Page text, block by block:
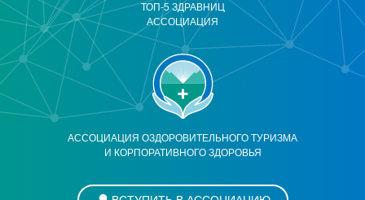
АССОЦИАЦИЯ ОЗДОРОВИТЕЛЬНОГО ТУРИЗМА
И КОРПОРАТИВНОГО ЗДОРОВЬЯ
ТОП-5 ЗДРАВНИЦ
АССОЦИАЦИЯ